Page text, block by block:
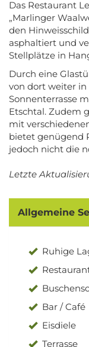
Das Restaurant
„Marlinger
den
asphaltiert und
Stellplätze in
Durch eine
von dort weiter in
Sonnenterrasse
Etschtal. Zudem
mit
bietet genügend
jedoch nicht die
Letzte
Allgemeine
Ruhige
Bar / Café
Eisdiele
Terrasse